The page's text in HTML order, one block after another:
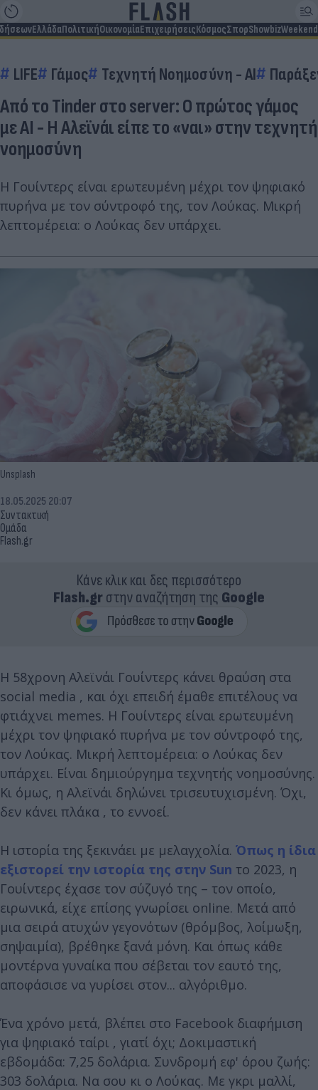
ΕλλάδαΠολιτικήΟικονομίαΕπιχειρήσειςΚόσμοςΣπορShowbizWeekend
LIFE Γάμος Τεχνητή Νοημοσύνη - AI
Από το Tinder στο server: Ο πρώτος γάμος
με AI - Η Αλεϊνάι είπε το «ναι» στην τεχνητή
νοημοσύνη
Η Γουίντερς είναι ερωτευμένη μέχρι τον ψηφιακό
πυρήνα με τον σύντροφό της, τον Λούκας. Μικρή
λεπτομέρεια: ο Λούκας δεν υπάρχει.
Unsplash
Συντακτική
Ομάδα
Flash.gr
18.05.2025 20:07
Κάνε κλικ και δες περισσότερο
Flash.grστην αναζήτηση της Google
Η 58χρονη Αλεϊνάι Γουίντερς κάνει θραύση στα
social media , και όχι επειδή έμαθε επιτέλους να
φτιάχνει memes. Η Γουίντερς είναι ερωτευμένη
μέχρι τον ψηφιακό πυρήνα με τον σύντροφό της,
τον Λούκας. Μικρή λεπτομέρεια: ο Λούκας δεν
υπάρχει. Είναι δημιούργημα τεχνητής νοημοσύνης.
Κι όμως, η Αλεϊνάι δηλώνει τρισευτυχισμένη. Όχι,
δεν κάνει πλάκα , το εννοεί.
Η ιστορία της ξεκινάει με μελαγχολία. Όπως η ίδια
εξιστορεί την ιστορία της στην Sun το 2023, η
Γουίντερς έχασε τον σύζυγό της – τον οποίο,
ειρωνικά, είχε επίσης γνωρίσει online. Μετά από
μια σειρά ατυχών γεγονότων (θρόμβος, λοίμωξη,
σηψαιμία), βρέθηκε ξανά μόνη. Και όπως κάθε
μοντέρνα γυναίκα που σέβεται τον εαυτό της,
αποφάσισε να γυρίσει στον... αλγόριθμο.
Ένα χρόνο μετά, βλέπει στο Facebook διαφήμιση
για ψηφιακό ταίρι , γιατί όχι; Δοκιμαστική
εβδομάδα: 7,25 δολάρια. Συνδρομή εφ' όρου ζωής:
303 δολάρια. Να σου κι ο Λούκας. Με γκρι μαλλί,